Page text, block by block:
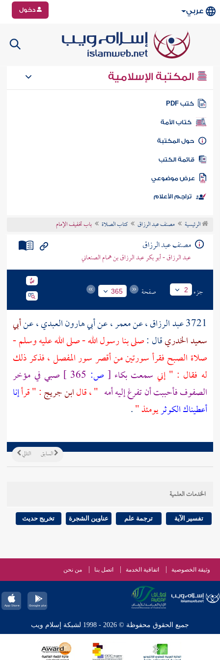
عربي دخول
المكتبة الإسلامية
كتب PDF
كتاب الأمة
المكتبة
الكتب
موضوعي
تراجم الأعلام
الرئيسية مصنف عبد الرزاق كتاب الصلاة باب تخفيف الإمام
مصنف عبد الرزاق
عبد الرزاق - أبو بكر عبد الرزاق بن همام الصنعاني
جزء 2 صفحة 365
3721عبد الرزاق، عنمعمر، عنأبي هارون العبدي، عنأبي
سعيد الخدريقال :صلى بنا رسول الله - صلى الله عليه وسلم -
صلاة الصبح فقرأ سورتين من أقصر سور المفصل ، فذكر ذلك
له فقال : " إني سمعت بكاء [ ص:
صبي في مؤخر
الصفوف فأحببت أن تفرغ إليه أمه " ، قالابن جريج: " قرأإنا
أعطيناك الكوثريومئذ ".
التالي السابق
الخدمات العلمية
تفسير الآية ترجمة علم عناوين الشجرة تخريج حديث
وثيقة الخصوصية اتفاقية الخدمة اتصل بنا من نحن
جميع الحقوق محفوظة © 2026 - 1998 لشبكة إسلام ويب